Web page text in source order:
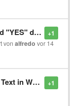
+1
"feature"
vonalfredo vor 14
+1